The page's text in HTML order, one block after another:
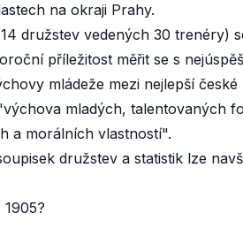
na okraji Prahy.
družstev vedených 30 trenéry)
příležitost měřit se s
mládeže mezi nejlepší
mladých, talentovaných
a morálních vlastností".
družstev a statistik lze